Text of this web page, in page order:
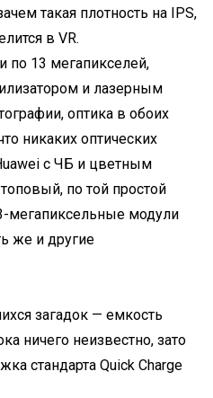
такая плотность на IPS,
в VR.
по 13 мегапикселей,
и лазерным
оптика в обоих
никаких оптических
с ЧБ и цветным
по той простой
мегапиксельные модули
же и другие
загадок — емкость
ничего неизвестно, зато
стандарта Quick Charge